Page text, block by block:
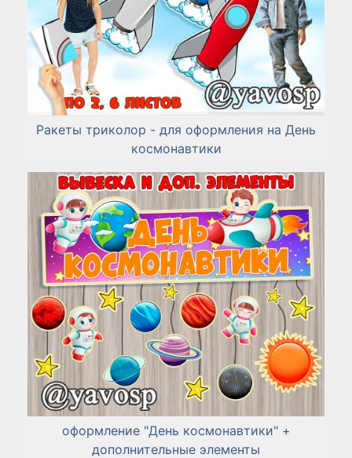
Ракеты триколор - для оформления на День
космонавтики
оформление "День космонавтики" +
дополнительные элементы